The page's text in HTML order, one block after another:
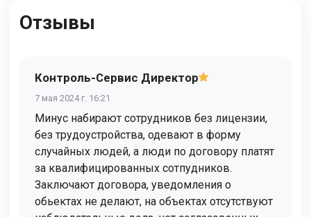
Отзывы
Контроль-Сервис Директор
7 мая 2024 г. 16:21
Минус набирают сотрудников без лицензии,
без трудоустройства, одевают в форму
случайных людей, а люди по договору платят
за квалифицированных сотпудников.
Заключают договора, уведомления о
обьектах не делают, на объектах отсутствуют